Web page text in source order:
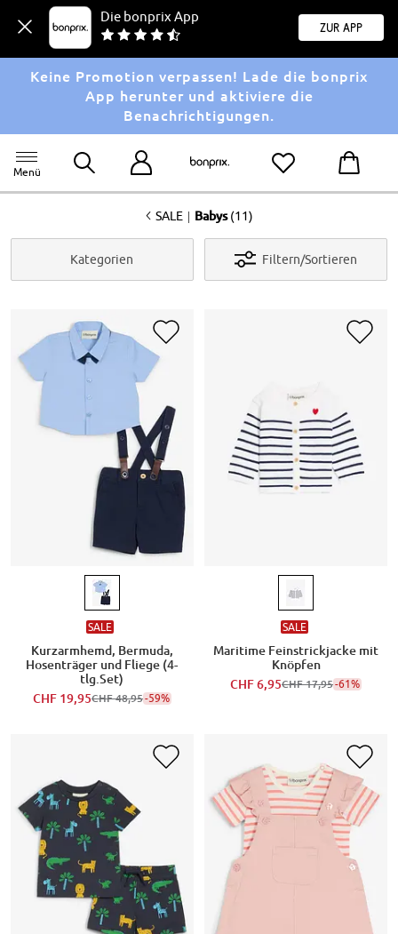
Die bonprix App
Zur App
Keine Promotion verpassen! Lade die bonprix
App herunter und aktiviere die
Benachrichtigungen.
Menü
<SALE | Babys (11)
Kategorien Filtern/Sortieren
SALE
Kurzarmhemd, Bermuda,
Hosenträger und Fliege (4-
tlg.Set)
CHF 19,95CHF 48,95-59%
SALE
Maritime Feinstrickjacke mit
Knöpfen
CHF 6,95CHF 17,95-61%